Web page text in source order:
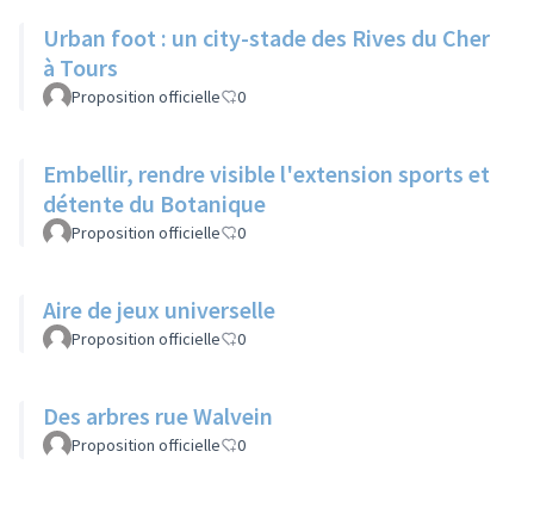
Urban foot : un city-stade des Rives du Cher
à Tours
Proposition officielle 0
Embellir, rendre visible l'extension sports et
détente du Botanique
Proposition officielle 0
Aire de jeux universelle
Proposition officielle 0
Des arbres rue Walvein
Proposition officielle 0